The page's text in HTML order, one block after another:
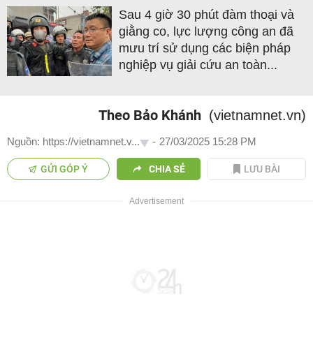
Sau 4 giờ 30 phút đàm thoại và
giằng co, lực lượng công an đã
mưu trí sử dụng các biện pháp
nghiệp vụ giải cứu an toàn...
Theo Bảo Khánh (vietnamnet.vn)
Nguồn: https://vietnamnet.v... - 27/03/2025 15:28 PM
GỬI GÓP Ý CHIA SẺ LƯU BÀI